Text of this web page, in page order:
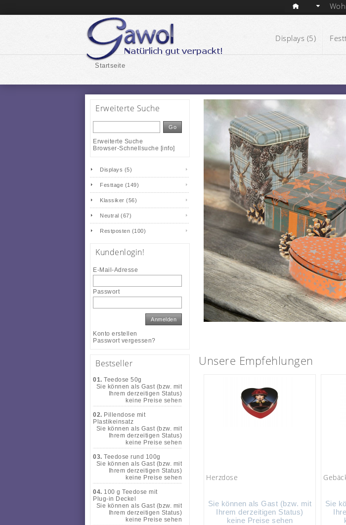
Displays (5)
Startseite
Unsere Empfehlungen
Herzdose
Sie können als Gast (bzw. mit
Ihrem derzeitigen Status)
keine Preise sehen
Sie
Erweiterte Suche
Go
Erweiterte Suche
Browser-Schnellsuche [info]
Displays (5)
Festtage (149)
Klassiker (56)
Neutral (67)
Restposten (100)
Kundenlogin!
E-Mail-Adresse
Passwort
Anmelden
Konto erstellen
Passwort vergessen?
Bestseller
01. Teedose 50g
Sie können als Gast (bzw. mit
Ihrem derzeitigen Status)
keine Preise sehen
02. Pillendose mit
Plastikeinsatz
Sie können als Gast (bzw. mit
Ihrem derzeitigen Status)
keine Preise sehen
03. Teedose rund 100g
Sie können als Gast (bzw. mit
Ihrem derzeitigen Status)
keine Preise sehen
04. 100 g Teedose mit
Plug-in Deckel
Sie können als Gast (bzw. mit
Ihrem derzeitigen Status)
keine Preise sehen